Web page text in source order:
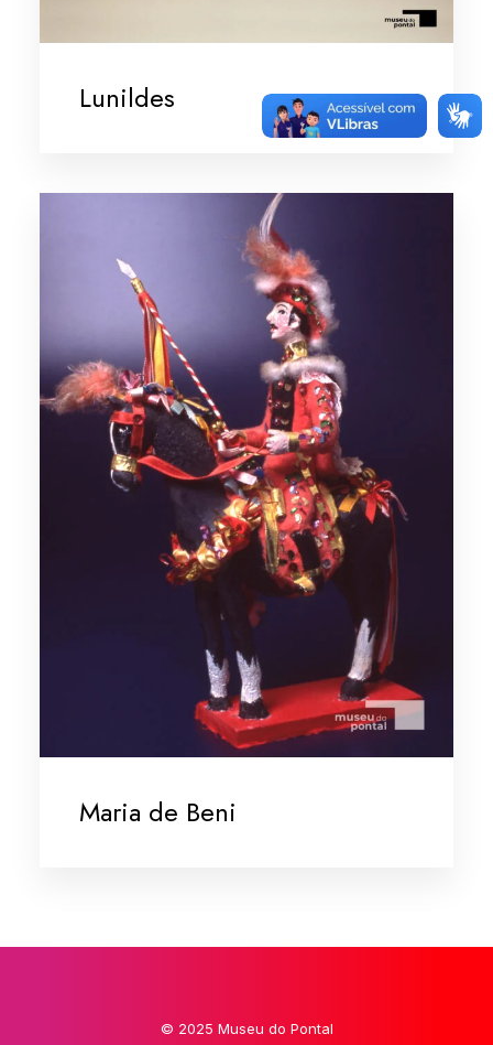
Lunildes
Maria de Beni
© 2025 Museu do Pontal